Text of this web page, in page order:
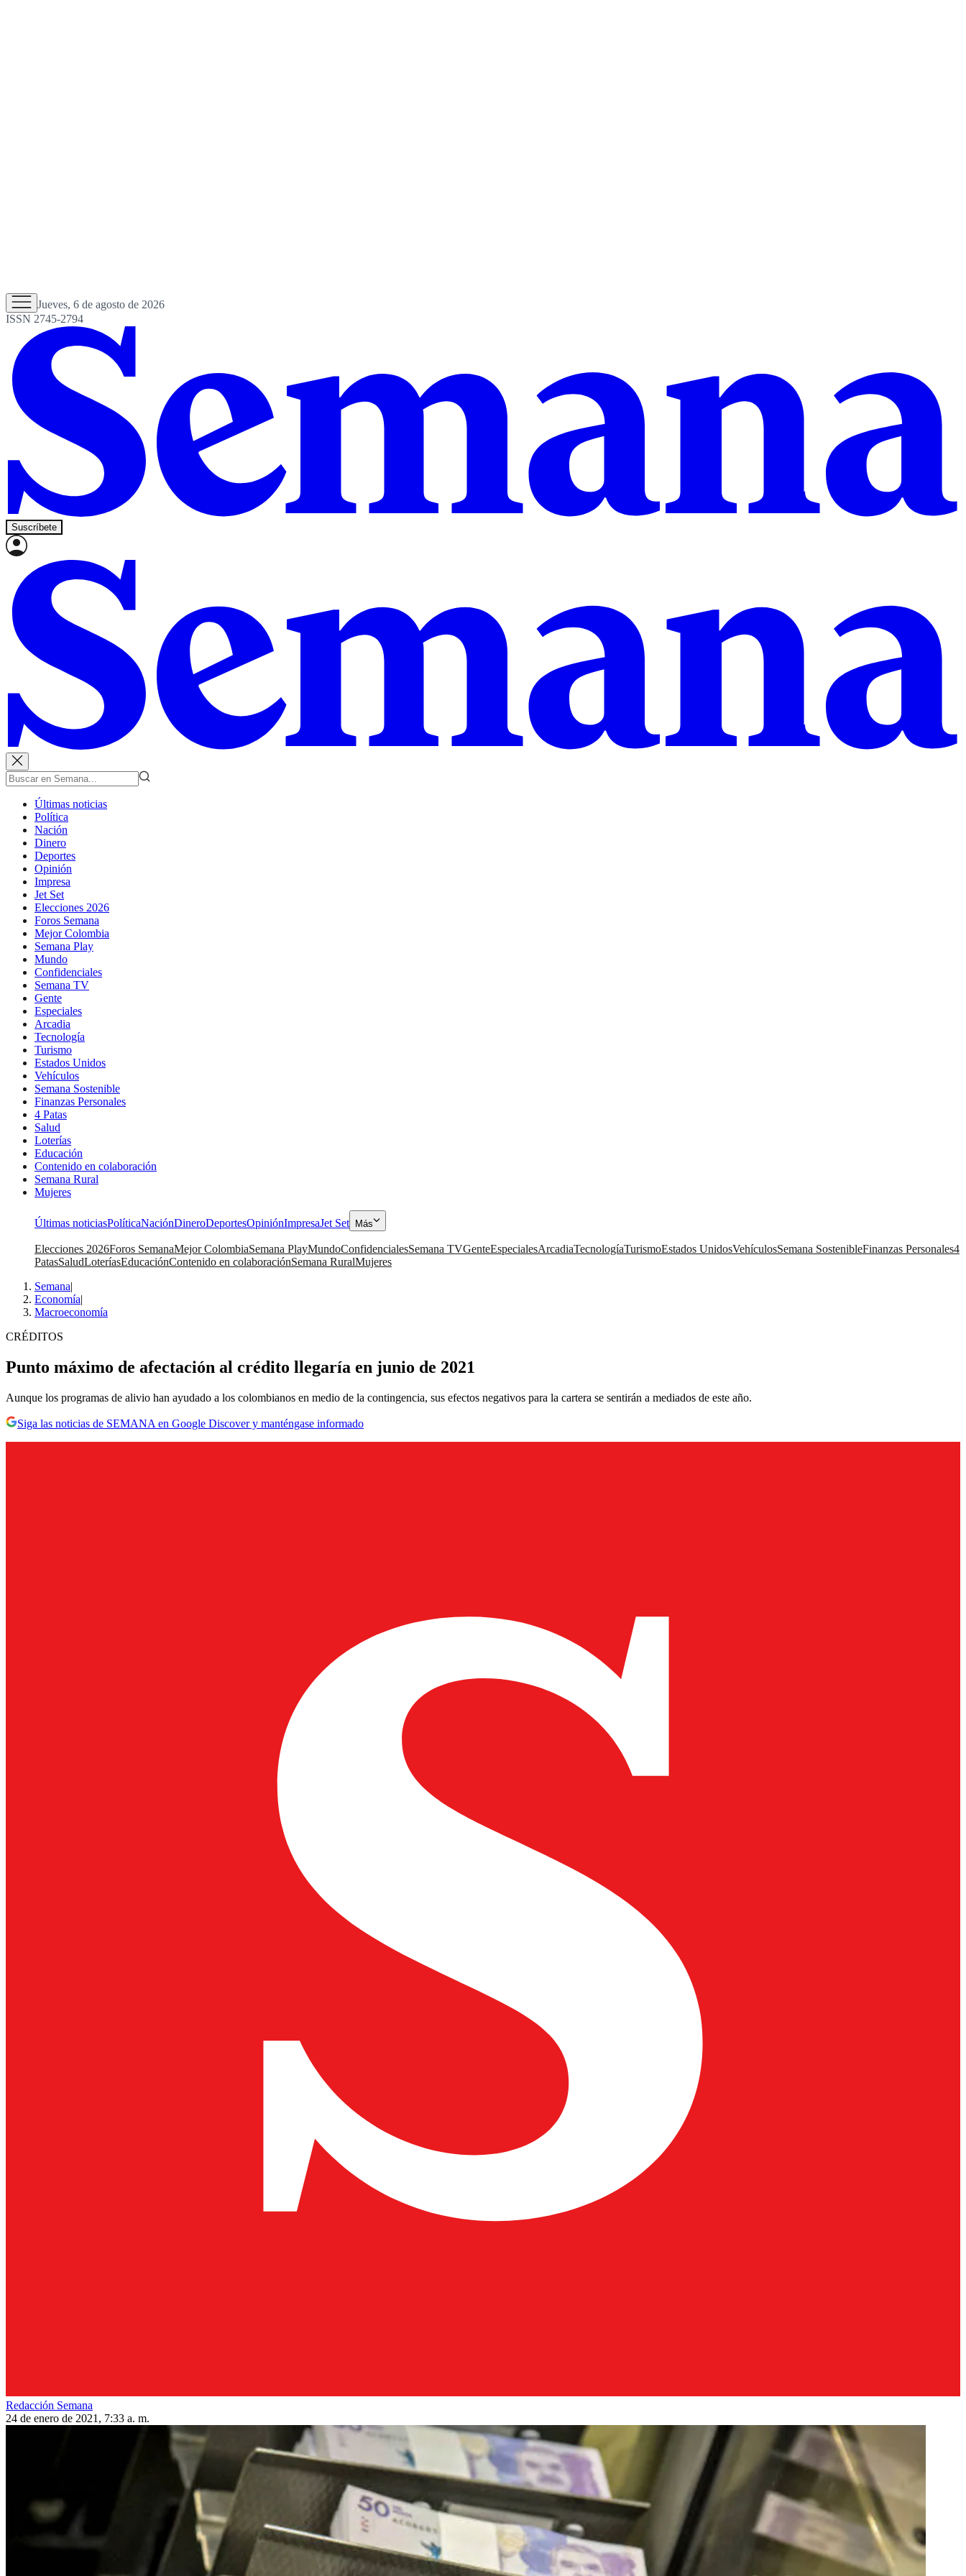
Jueves, 6 de agosto de 2026
ISSN 2745-2794
Suscríbete
Últimas noticias
Política
Nación
Dinero
Deportes
Opinión
Impresa
Jet Set
Elecciones 2026
Foros Semana
Mejor Colombia
Semana Play
Mundo
Confidenciales
Semana TV
Gente
Especiales
Arcadia
Tecnología
Turismo
Estados Unidos
Vehículos
Semana Sostenible
Finanzas Personales
4 Patas
Salud
Loterías
Educación
Contenido en colaboración
Semana Rural
Mujeres
Últimas noticiasPolíticaNaciónDineroDeportesOpiniónImpresaJet Set Más
Elecciones 2026Foros SemanaMejor ColombiaSemana PlayMundoConfidencialesSemana TVGenteEspecialesArcadiaTecnologíaTurismoEstados UnidosVehículosSemana SostenibleFinanzas Personales4
PatasSaludLoteríasEducaciónContenido en colaboraciónSemana RuralMujeres
Semana|
Economía|
Macroeconomía
CRÉDITOS
Punto máximo de afectación al crédito llegaría en junio de 2021
Aunque los programas de alivio han ayudado a los colombianos en medio de la contingencia, sus efectos negativos para la cartera se sentirán a mediados de este año.
Siga las noticias de SEMANA en Google Discover y manténgase informado
Redacción Semana
24 de enero de 2021, 7:33 a. m.